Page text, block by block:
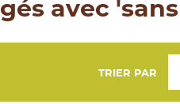
avec
TRIER PAR